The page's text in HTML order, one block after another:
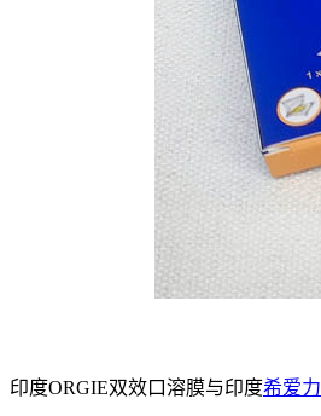
印度ORGIE双效口溶膜与印度希爱力